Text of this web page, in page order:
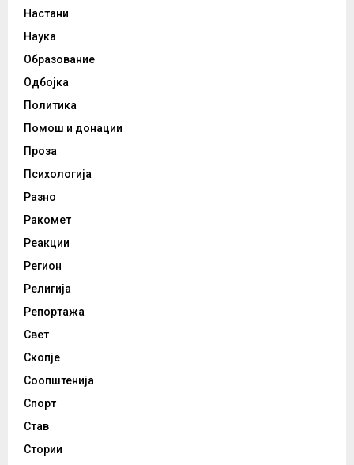
Настани
Наука
Образование
Одбојка
Политика
Помош и донации
Проза
Психологија
Разно
Ракомет
Реакции
Регион
Религија
Репортажа
Свет
Скопје
Соопштенија
Спорт
Став
Стории